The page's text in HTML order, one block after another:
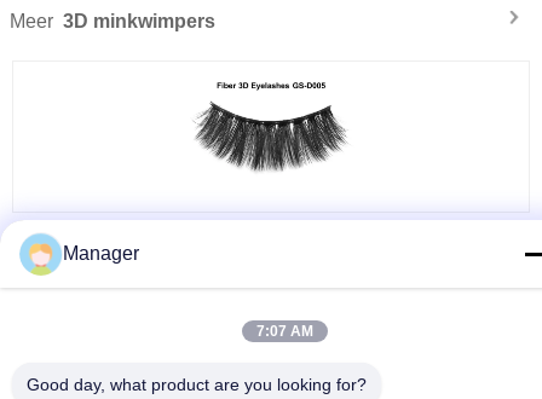
Meer 3D minkwimpers
Van het de Wimpersstadium van de vezel het Valse 3D Mink Met de hand
gemaakte Hulpmiddel van de de Make-up Natuurlijke Schoonheid
Manager
7:07 AM
Good day, what product are you looking for?